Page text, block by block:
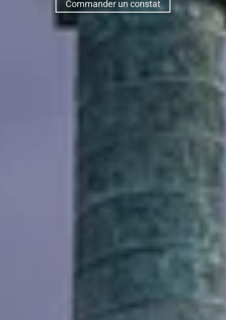
Commander un constat